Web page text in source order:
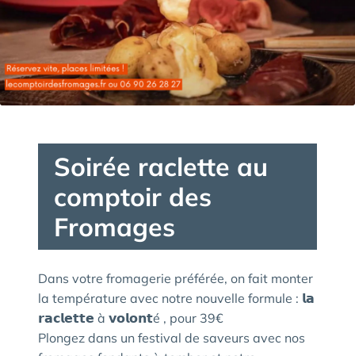
Soirée raclette au
comptoir des
Fromages
Dans votre fromagerie préférée, on fait monter
la température avec notre nouvelle formule : 𝗹𝗮
𝗿𝗮𝗰𝗹𝗲𝘁𝘁𝗲 à 𝘃𝗼𝗹𝗼𝗻𝘁é , pour 39€
Plongez dans un festival de saveurs avec nos